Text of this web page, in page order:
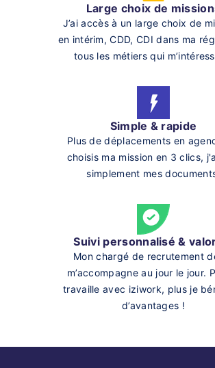
Large choix de
J’ai accès à un large choix de
en intérim, CDD, CDI dans ma
tous les métiers qui
Simple & rapide
Plus de déplacements en
choisis ma mission en 3 clics,
simplement mes
Suivi personnalisé &
Mon chargé de recrutement
m’accompagne au jour le jour.
travaille avec iziwork, plus je
d’avantages !